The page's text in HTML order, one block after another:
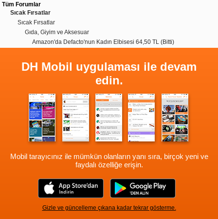
Tüm Forumlar
Sıcak Fırsatlar
Sıcak Fırsatlar
Gıda, Giyim ve Aksesuar
Amazon'da Defacto'nun Kadın Elbisesi 64,50 TL (Bitti)
DH Mobil uygulaması ile devam
edin.
Mobil tarayıcınız ile mümkün olanların yanı sıra, birçok yeni ve
faydalı özelliğe erişin.
Gizle ve güncelleme çıkana kadar tekrar gösterme.